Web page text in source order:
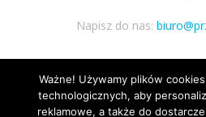
Napisz do nas:
Podążaj za
Ważne! Używamy plików
technologicznych, aby
reklamowe, a także do